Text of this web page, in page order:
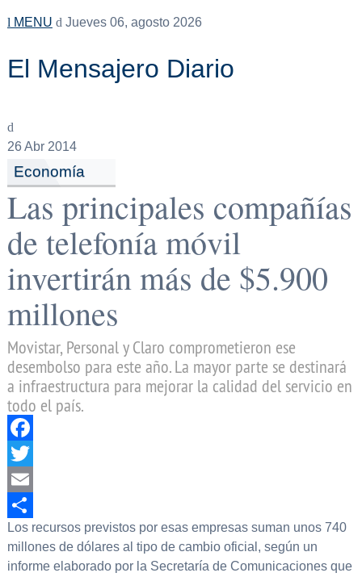
MENU Jueves 06, agosto 2026
El Mensajero Diario
26Abr 2014
Economía
Las principales compañías
de telefonía móvil
invertirán más de $5.900
millones
Movistar, Personal y Claro comprometieron ese
desembolso para este año. La mayor parte se destinará
a infraestructura para mejorar la calidad del servicio en
todo el país.
Facebook
Twitter
Email
Compartir
Los recursos previstos por esas empresas suman unos 740
millones de dólares al tipo de cambio oficial, según un
informe elaborado por la Secretaría de Comunicaciones que